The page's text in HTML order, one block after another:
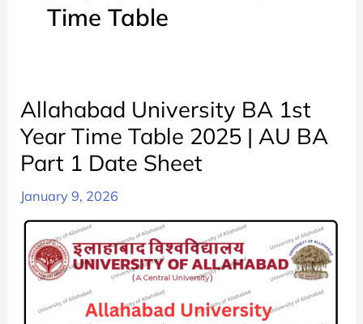
Time Table
Allahabad University BA 1st
Year Time Table 2025 | AU BA
Part 1 Date Sheet
January 9, 2026